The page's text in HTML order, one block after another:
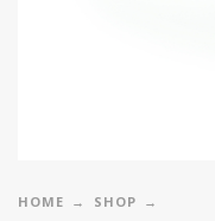
HOME
SHOP